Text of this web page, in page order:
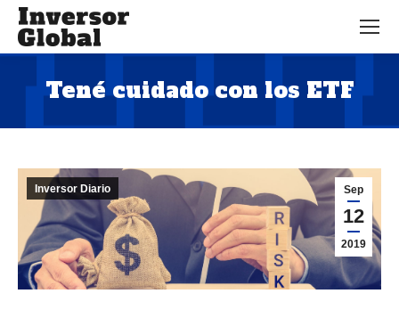
Tené cuidado con los ETF
Sep
12
2019
Inversor Diario